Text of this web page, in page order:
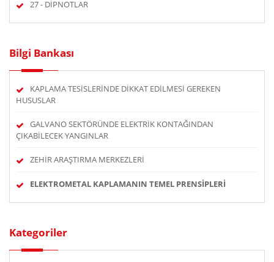
27 - DİPNOTLAR
Bilgi Bankası
KAPLAMA TESİSLERİNDE DİKKAT EDİLMESİ GEREKEN
HUSUSLAR
GALVANO SEKTÖRÜNDE ELEKTRİK KONTAĞINDAN
ÇIKABİLECEK YANGINLAR
ZEHİR ARAŞTIRMA MERKEZLERİ
ELEKTROMETAL KAPLAMANIN TEMEL PRENSİPLERİ
Kategoriler